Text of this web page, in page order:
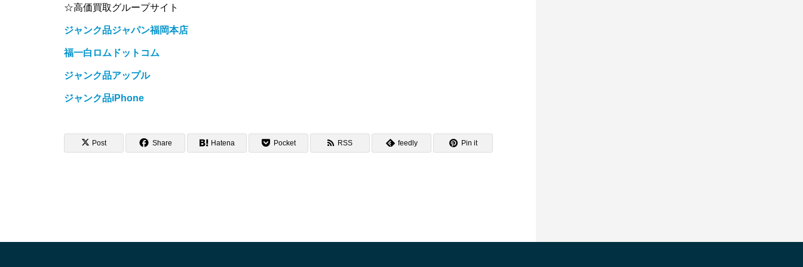
☆高価買取グループサイト
ジャンク品ジャパン福岡本店
福一白ロムドットコム
ジャンク品アップル
ジャンク品iPhone
Post Share Hatena Pocket RSS feedly Pin it